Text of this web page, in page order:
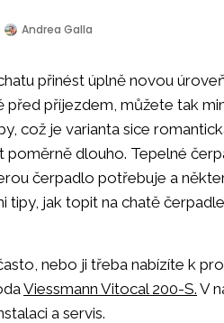
Andrea Galla
přinést úplně novou
příjezdem, můžete tak
což je varianta sice
poměrně dlouho. Tepelné
čerpadlo potřebuje a
tipy, jak topit na chatě
nebo ji třeba nabízíte k
Viessmann Vitocal 200-S. V
a servis.